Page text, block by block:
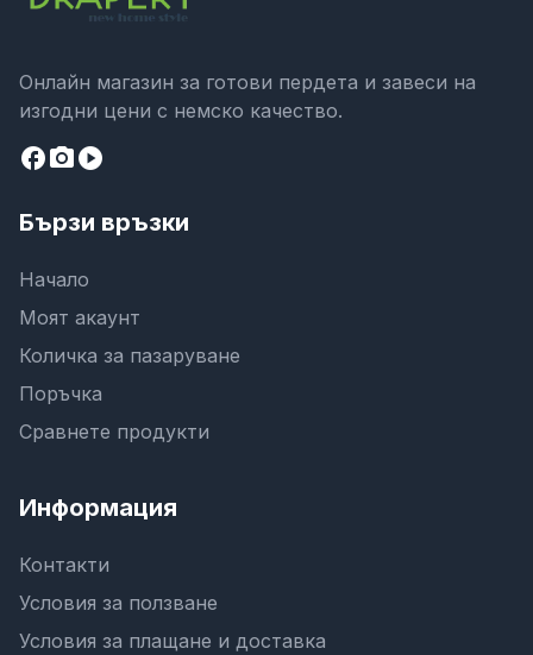
Онлайн магазин за готови пердета и завеси на
изгодни цени с немско качество.
facebookcamera_altplay_circle
Бързи връзки
Начало
Моят акаунт
Количка за пазаруване
Поръчка
Сравнете продукти
Информация
Контакти
Условия за ползване
Условия за плащане и доставка